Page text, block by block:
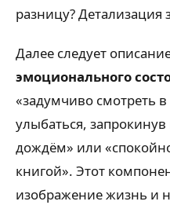
разницу? Детализация
Далее следует
эмоционального
«задумчиво смотреть
улыбаться,
дождём» или
книгой». Этот
изображение жизнь и